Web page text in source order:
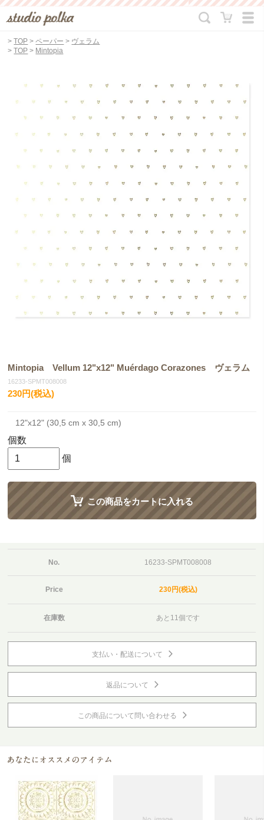
>TOP >ペーパー > ヴェラム
>TOP > Mintopia
Mintopia Vellum 12"x12" Muérdago Corazones ヴェラム
16233-SPMT008008
230円(税込)
12"x12" (30,5 cm x 30,5 cm)
個数
個
この商品をカートに入れる
No. 16233-SPMT008008
Price 230円(税込)
在庫数 あと11個です
支払い・配送について
返品について
この商品について問い合わせる